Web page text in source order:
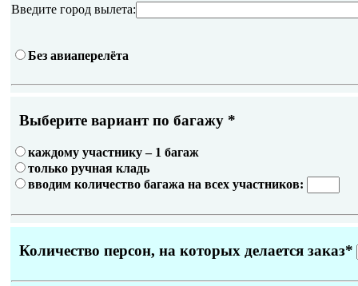
Введите город вылета:
Без авиаперелёта
Выберите вариант по багажу *
каждому участнику – 1 багаж
только ручная кладь
вводим количество багажа на всех участников:
Количество персон, на которых делается заказ*